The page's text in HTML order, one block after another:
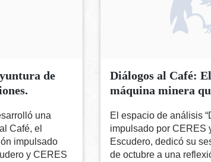
de
una
Café, el
impulsado
y CERES
Diálogos al Café:
máquina minera
El espacio de análisis
impulsado por CERES
Escudero, dedicó su
de octubre a una